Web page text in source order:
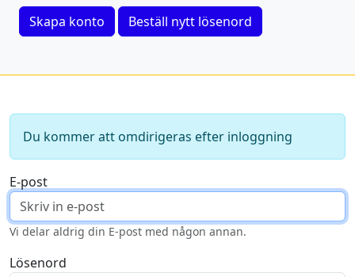
Skapa konto Beställ nytt lösenord
Du kommer att omdirigeras efter inloggning
E-post
Vi delar aldrig din E-post med någon annan.
Lösenord